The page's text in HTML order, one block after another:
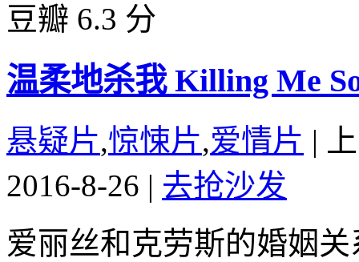
豆瓣 6.3 分
温柔地杀我 Killing Me
悬疑片,惊悚片,爱情片 |
2016-8-26 | 去抢沙发
爱丽丝和克劳斯的婚姻